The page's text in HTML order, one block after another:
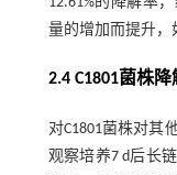
量的增加而提升，
2.4 C1801菌株
对C1801菌株对其
观察培养7 d后长